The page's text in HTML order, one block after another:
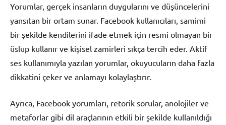
Yorumlar, gerçek insanların duygularını ve düşüncelerini
yansıtan bir ortam sunar. Facebook kullanıcıları, samimi
bir şekilde kendilerini ifade etmek için resmi olmayan bir
üslup kullanır ve kişisel zamirleri sıkça tercih eder. Aktif
ses kullanımıyla yazılan yorumlar, okuyucuların daha fazla
dikkatini çeker ve anlamayı kolaylaştırır.
Ayrıca, Facebook yorumları, retorik sorular, anolojiler ve
metaforlar gibi dil araçlarının etkili bir şekilde kullanıldığı